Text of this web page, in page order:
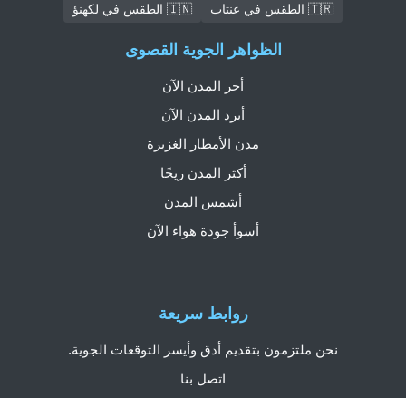
🇹🇷 الطقس في عنتاب
🇮🇳 الطقس في لكهنؤ
روابط سريعة
نحن ملتزمون بتقديم أدق وأيسر التوقعات الجوية.
اتصل بنا
الظواهر الجوية القصوى
أحر المدن الآن
أبرد المدن الآن
مدن الأمطار الغزيرة
أكثر المدن ريحًا
أشمس المدن
أسوأ جودة هواء الآن